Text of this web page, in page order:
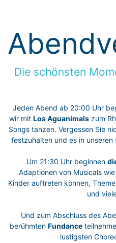
Die schönsten
Jeden Abend ab 20:00 Uhr
wir mit Los Aguanimalszum
Songs tanzen. Vergessen Sie
festzuhalten und es in
Um 21:30 Uhr beginnen
Adaptionen von Musicals
Kinder auftreten können,
und
Und zum Abschluss des
berühmten Fundance
lustigsten